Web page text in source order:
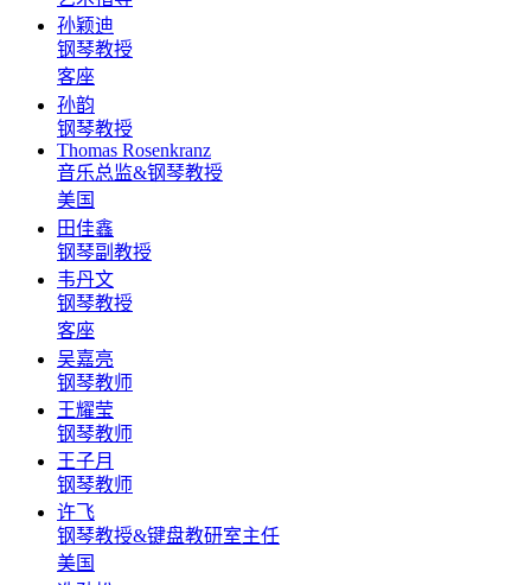
孙颖迪
钢琴教授
客座
孙韵
钢琴教授
Thomas Rosenkranz
音乐总监&钢琴教授
美国
田佳鑫
钢琴副教授
韦丹文
钢琴教授
客座
吴嘉亮
钢琴教师
王耀莹
钢琴教师
王子月
钢琴教师
许飞
钢琴教授&键盘教研室主任
美国